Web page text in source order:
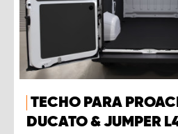
TECHO PARA
DUCATO & JUMPER